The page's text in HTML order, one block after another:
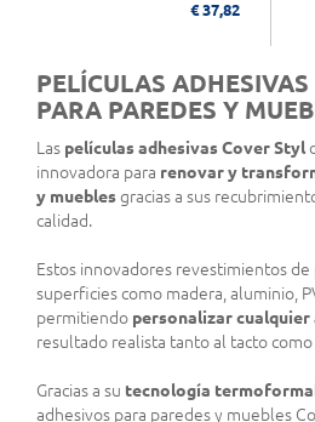
€ 37,82
PELÍCULAS
PARA PAREDES Y
Las películas adhesivas Cover Styl
innovadora para renovar y
y mueblesgracias a sus
calidad.
Estos innovadores revestimientos de
superficies como madera, aluminio,
permitiendo personalizar cualquier
resultado realista tanto al tacto
Gracias a su tecnología
adhesivos para paredes y muebles